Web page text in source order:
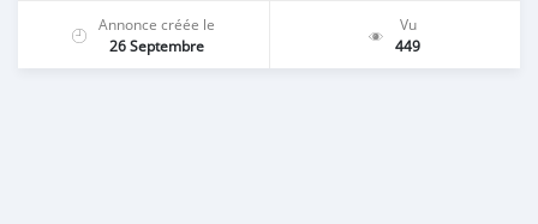
Annonce créée le
26 Septembre
Vu
449